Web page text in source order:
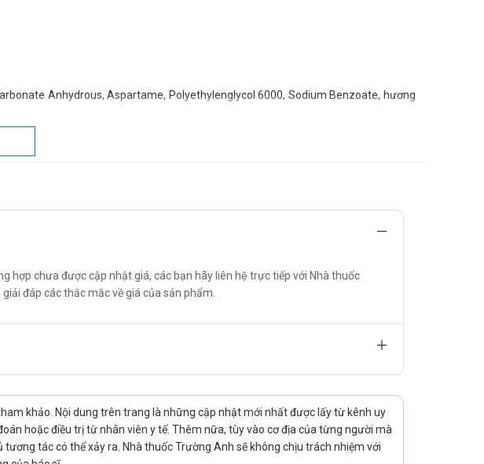
Anhydrous, Aspartame, Polyethylenglycol 6000, Sodium Benzoate, hương
nguồn gốc từ quả đu đủ, có tác dụng làm dịu dạ dày, hỗ trợ tiêu hóa, tăng chuyển
cắt hồi, hỗng tràng, phẫu thuật đường mật,... nhằm kích thích hệ tiêu hóa.
hợp chưa được cập nhật giá, các bạn hãy liên hệ trực tiếp với Nhà thuốc
đáp các thắc mắc về giá của sản phẩm.
khảo. Nội dung trên trang là những cập nhật mới nhất được lấy từ kênh uy
hoặc điều trị từ nhân viên y tế. Thêm nữa, tùy vào cơ địa của từng người mà
tác có thể xảy ra. Nhà thuốc Trường Anh sẽ không chịu trách nhiệm với